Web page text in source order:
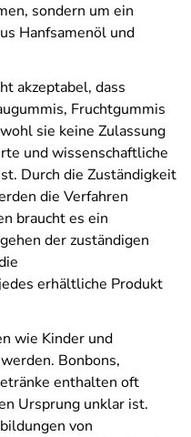
sondern um ein
Hanfsamenöl und
akzeptabel, dass
Fruchtgummis
sie keine Zulassung
und wissenschaftliche
Durch die Zuständigkeit
die Verfahren
braucht es ein
der zuständigen
erhältliche Produkt
wie Kinder und
Bonbons,
enthalten oft
Ursprung unklar ist.
von